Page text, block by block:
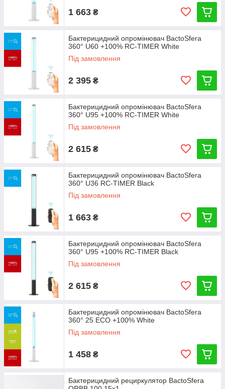
1 663 ₴
Бактерицидний опромінювач BactoSfera
360° U60 +100% RC-TIMER White
Під замовлення
2 395 ₴
Бактерицидний опромінювач BactoSfera
360° U95 +100% RC-TIMER White
Під замовлення
2 615 ₴
Бактерицидний опромінювач BactoSfera
360° U36 RC-TIMER Black
Під замовлення
1 663 ₴
Бактерицидний опромінювач BactoSfera
360° U95 +100% RC-TIMER Black
Під замовлення
2 615 ₴
Бактерицидний опромінювач BactoSfera
360° 25 ECO +100% White
Під замовлення
1 458 ₴
Бактерицидний рециркулятор BactoSfera